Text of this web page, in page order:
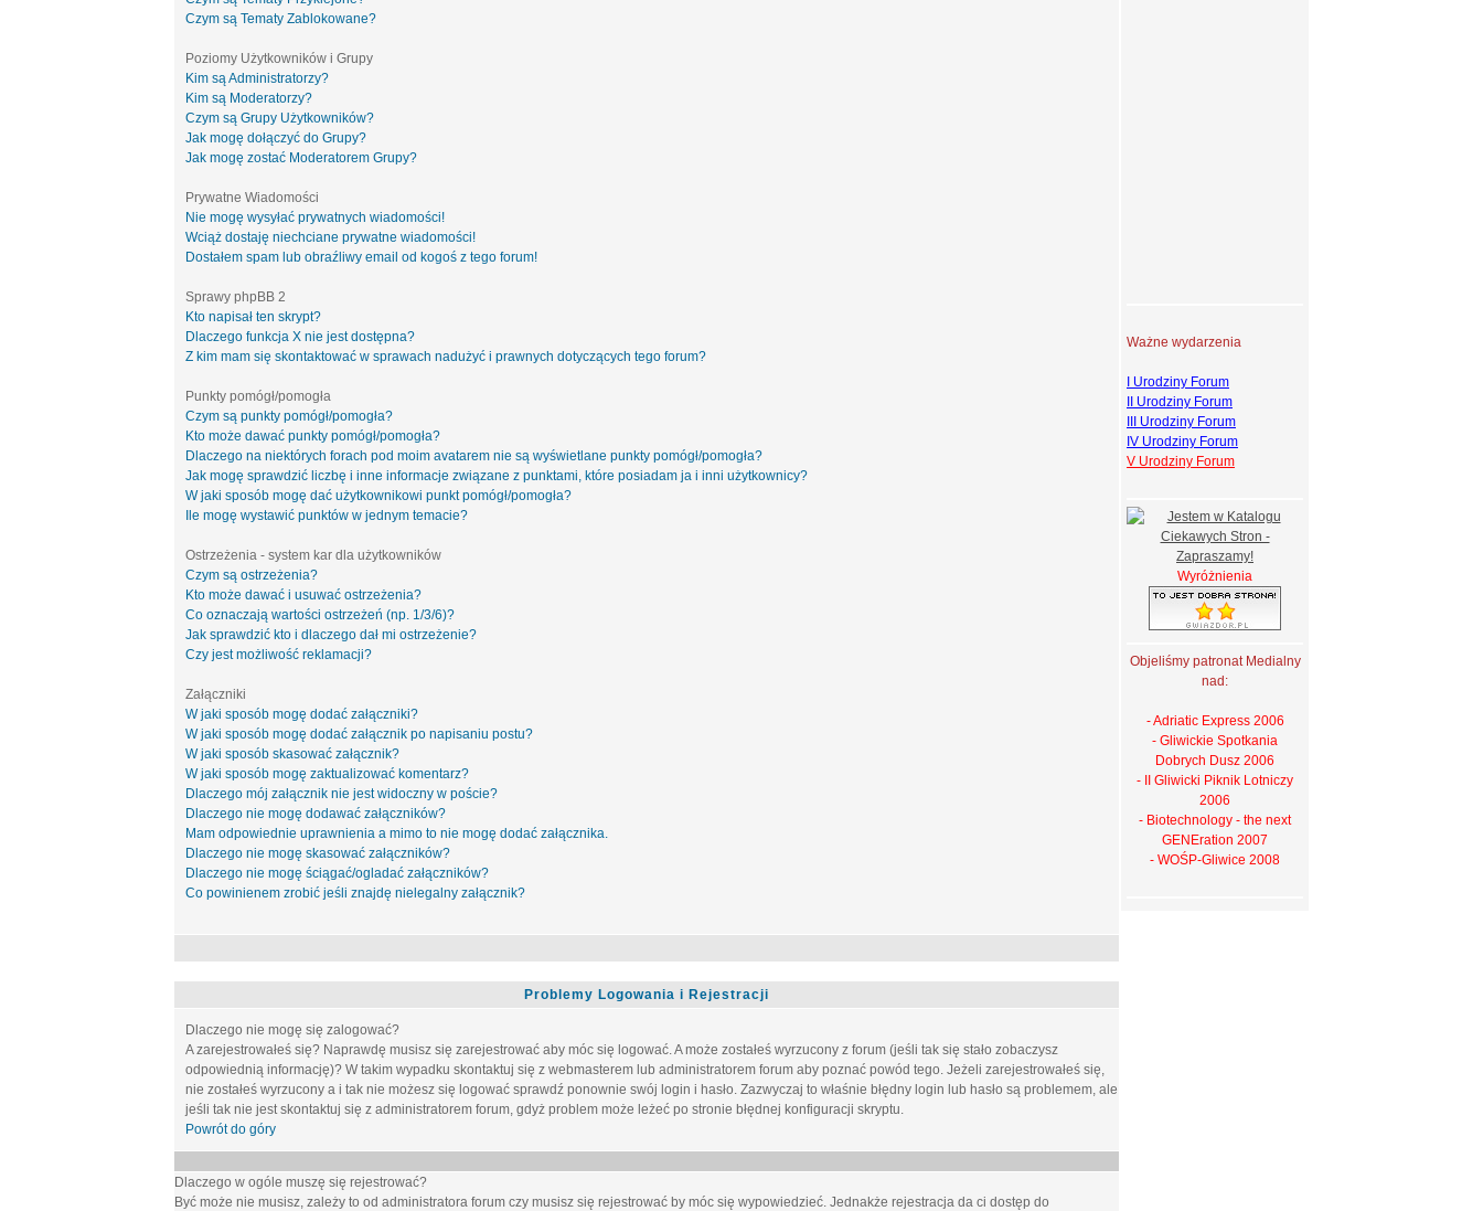
Czym są Tematy Zablokowane?
Poziomy Użytkowników i Grupy
Kim są Administratorzy?
Kim są Moderatorzy?
Czym są Grupy Użytkowników?
Jak mogę dołączyć do Grupy?
Jak mogę zostać Moderatorem Grupy?
Prywatne Wiadomości
Nie mogę wysyłać prywatnych wiadomości!
Wciąż dostaję niechciane prywatne wiadomości!
Dostałem spam lub obraźliwy email od kogoś z tego forum!
Sprawy phpBB 2
Kto napisał ten skrypt?
Dlaczego funkcja X nie jest dostępna?
Z kim mam się skontaktować w sprawach nadużyć i prawnych dotyczących tego forum?
Punkty pomógł/pomogła
Czym są punkty pomógł/pomogła?
Kto może dawać punkty pomógł/pomogła?
Dlaczego na niektórych forach pod moim avatarem nie są wyświetlane punkty pomógł/pomogła?
Jak mogę sprawdzić liczbę i inne informacje związane z punktami, które posiadam ja i inni użytkownicy?
W jaki sposób mogę dać użytkownikowi punkt pomógł/pomogła?
Ile mogę wystawić punktów w jednym temacie?
Ostrzeżenia - system kar dla użytkowników
Czym są ostrzeżenia?
Kto może dawać i usuwać ostrzeżenia?
Co oznaczają wartości ostrzeżeń (np. 1/3/6)?
Jak sprawdzić kto i dlaczego dał mi ostrzeżenie?
Czy jest możliwość reklamacji?
Załączniki
W jaki sposób mogę dodać załączniki?
W jaki sposób mogę dodać załącznik po napisaniu postu?
W jaki sposób skasować załącznik?
W jaki sposób mogę zaktualizować komentarz?
Dlaczego mój załącznik nie jest widoczny w poście?
Dlaczego nie mogę dodawać załączników?
Mam odpowiednie uprawnienia a mimo to nie mogę dodać załącznika.
Dlaczego nie mogę skasować załączników?
Dlaczego nie mogę ściągać/ogladać załączników?
Co powinienem zrobić jeśli znajdę nielegalny załącznik?
Problemy Logowania i Rejestracji
Dlaczego nie mogę się zalogować?
A zarejestrowałeś się? Naprawdę musisz się zarejestrować aby móc się logować. A może zostałeś wyrzucony z forum (jeśli tak się stało zobaczysz
odpowiednią informację)? W takim wypadku skontaktuj się z webmasterem lub administratorem forum aby poznać powód tego. Jeżeli zarejestrowałeś się,
nie zostałeś wyrzucony a i tak nie możesz się logować sprawdź ponownie swój login i hasło. Zazwyczaj to właśnie błędny login lub hasło są problemem, ale
jeśli tak nie jest skontaktuj się z administratorem forum, gdyż problem może leżeć po stronie błędnej konfiguracji skryptu.
Powrót do góry
Dlaczego w ogóle muszę się rejestrować?
Być może nie musisz, zależy to od administratora forum czy musisz się rejestrować by móc się wypowiedzieć. Jednakże rejestracja da ci dostęp do
Ważne wydarzenia
I Urodziny Forum
II Urodziny Forum
III Urodziny Forum
IV Urodziny Forum
V Urodziny Forum
Wyróżnienia
Objeliśmy patronat Medialny
nad:
- Adriatic Express 2006
- Gliwickie Spotkania
Dobrych Dusz 2006
- II Gliwicki Piknik Lotniczy
2006
- Biotechnology - the next
GENEration 2007
- WOŚP-Gliwice 2008